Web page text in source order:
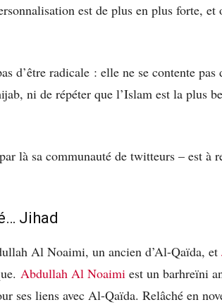
est de plus en plus forte,
d’être radicale : elle ne se contente pas
ni de répéter que l’Islam est la plus
là sa communauté de twitteurs – est à
Jihad
Al Noaimi, un ancien d’Al-Qaïda, et
Abdullah Al Noaimi est un barhreïni
ses liens avec Al-Qaïda. Relâché en